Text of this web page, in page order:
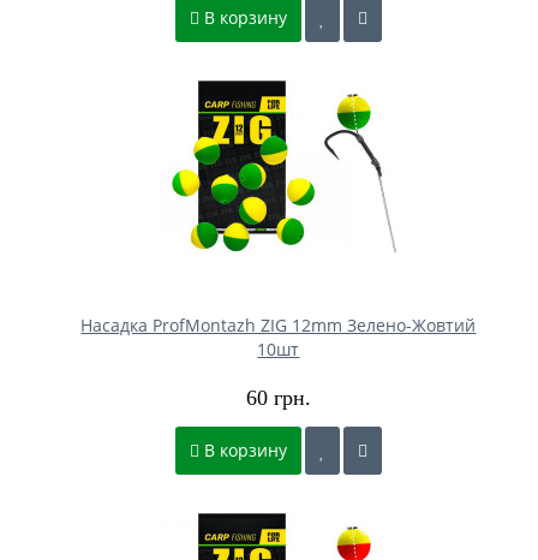
В корзину
Насадка ProfMontazh ZIG 12mm Зелено-Жовтий
10шт
60 грн.
В корзину